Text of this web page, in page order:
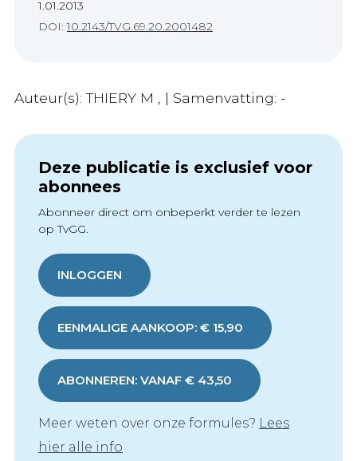
1.01.2013
DOI:10.2143/TVG.69.20.2001482
Auteur(s): THIERY M , | Samenvatting: -
Deze publicatie is exclusief voor
abonnees
Abonneer direct om onbeperkt verder te lezen
op TvGG.
INLOGGEN
EENMALIGE AANKOOP: € 15,90
ABONNEREN: VANAF € 43,50
Meer weten over onze formules? Lees
hier alle info